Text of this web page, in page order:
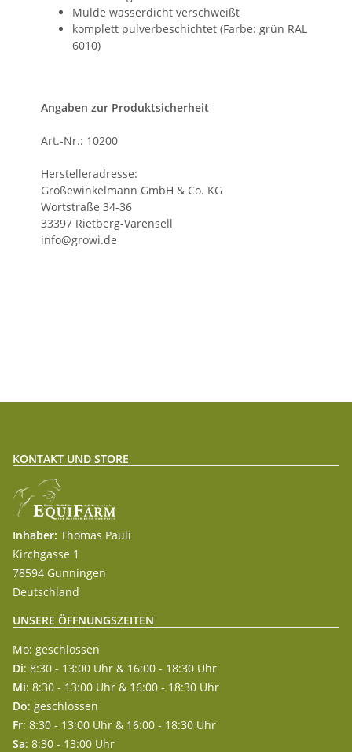
Mulde wasserdicht verschweißt
komplett pulverbeschichtet (Farbe: grün RAL
6010)
Angaben zur Produktsicherheit
Art.-Nr.: 10200
Herstelleradresse:
Großewinkelmann GmbH & Co. KG
Wortstraße 34-36
33397 Rietberg-Varensell
info@growi.de
KONTAKT UND STORE
Inhaber: Thomas Pauli
Kirchgasse 1
78594 Gunningen
Deutschland
UNSERE ÖFFNUNGSZEITEN
Mo: geschlossen
Di: 8:30 - 13:00 Uhr & 16:00 - 18:30 Uhr
Mi: 8:30 - 13:00 Uhr & 16:00 - 18:30 Uhr
Do: geschlossen
Fr: 8:30 - 13:00 Uhr & 16:00 - 18:30 Uhr
Sa: 8:30 - 13:00 Uhr